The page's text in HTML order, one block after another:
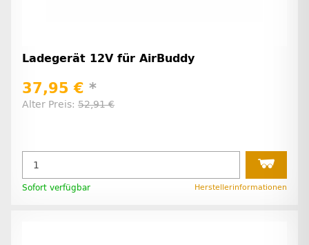
Ladegerät 12V für AirBuddy
37,95 € *
Alter Preis: 52,91 €
Sofort verfügbar Herstellerinformationen